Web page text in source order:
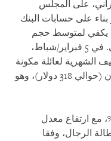
الإيراني، على المجلس
بناء على حسابات البنك
يكفي لمتوسط ​​حجم
الأسرة حسبما يحدده المركز الإحصائي. في 5 فبراير/شباط،
الشهرية لعائلة مكونة
من 3.3 أفراد ليكون 8.900 مليون تومان (حوالي 318 دولار)، وهو
معدل البطالة في إيران حوالي 9%، مع ارتفاع معدل
الرجال، وفقا